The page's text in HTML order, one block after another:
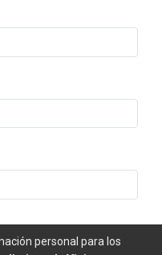
personal para los